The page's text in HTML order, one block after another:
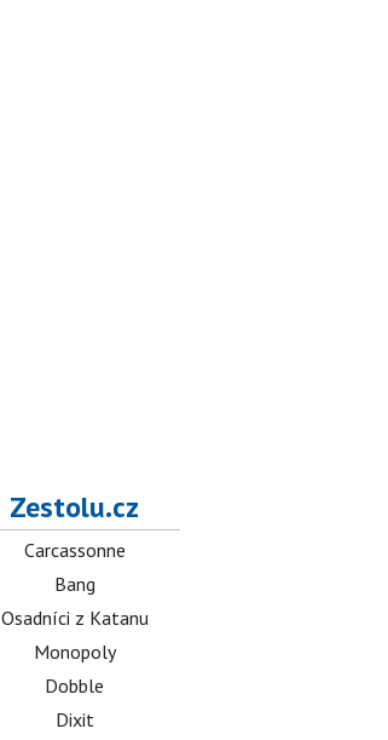
Zestolu.cz
Carcassonne
Bang
Osadníci z Katanu
Monopoly
Dobble
Dixit